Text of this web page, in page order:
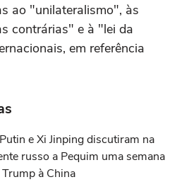
ao "unilateralismo", às
contrárias" e à "lei da
em referência
e Xi Jinping discutiram na
russo a Pequim uma semana
à China